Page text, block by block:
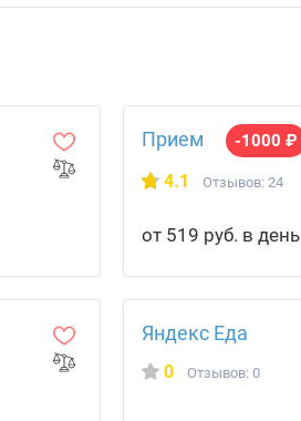
Прием -1000 ₽
4.1 Отзывов: 24
от 519 руб. в день
Яндекс Еда
0 Отзывов: 0